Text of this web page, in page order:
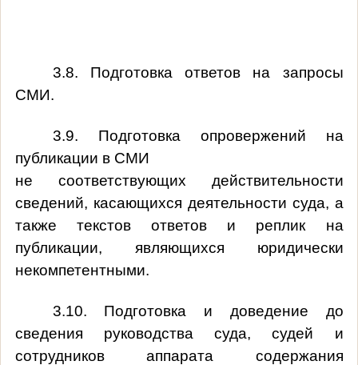
3.8. Подготовка ответов на запросы
СМИ.
3.9. Подготовка опровержений на
публикации в СМИ
не соответствующих действительности
сведений, касающихся деятельности суда, а
также текстов ответов и реплик на
публикации, являющихся юридически
некомпетентными.
3.10. Подготовка и доведение до
сведения руководства суда, судей и
сотрудников аппарата содержания